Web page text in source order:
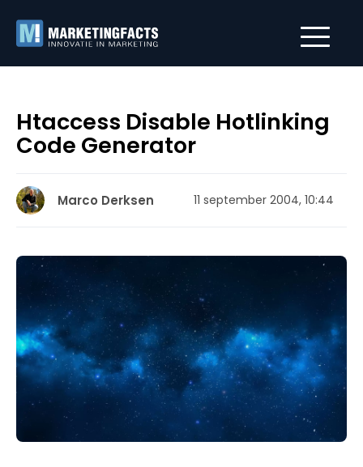
Htaccess Disable Hotlinking
Code Generator
Marco Derksen 11 september 2004, 10:44